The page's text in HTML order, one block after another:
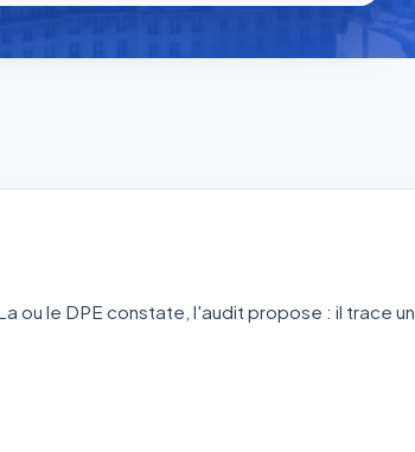
ou le DPE constate, l'audit propose : il trace un